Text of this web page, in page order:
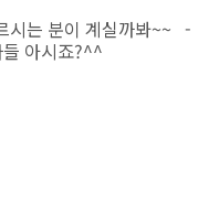
시는 분이 계실까봐~~ -
아시죠?^^